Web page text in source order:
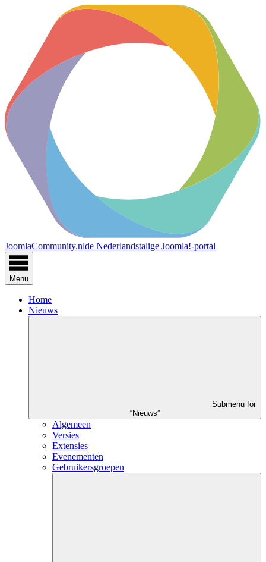
JoomlaCommunity.nlde Nederlandstalige Joomla!-portal
Menu
Home
Nieuws
Submenu for
“Nieuws”
Algemeen
Versies
Extensies
Evenementen
Gebruikersgroepen